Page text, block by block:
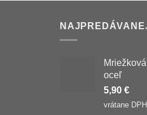
oceľ
5,90 €
vrátane DPH